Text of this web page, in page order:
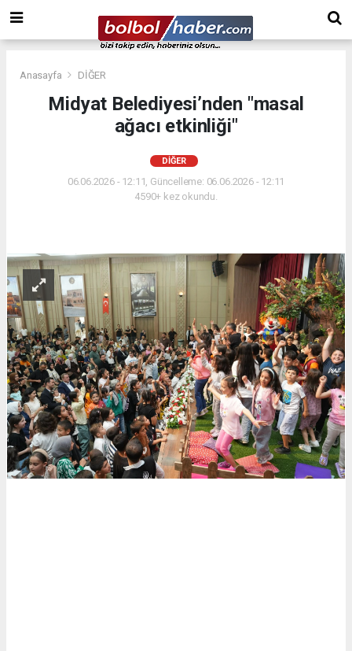
Anasayfa DİĞER
Midyat Belediyesi’nden "masal
ağacı etkinliği"
DİĞER
06.06.2026 - 12:11, Güncelleme: 06.06.2026 - 12:11
4590+ kez okundu.